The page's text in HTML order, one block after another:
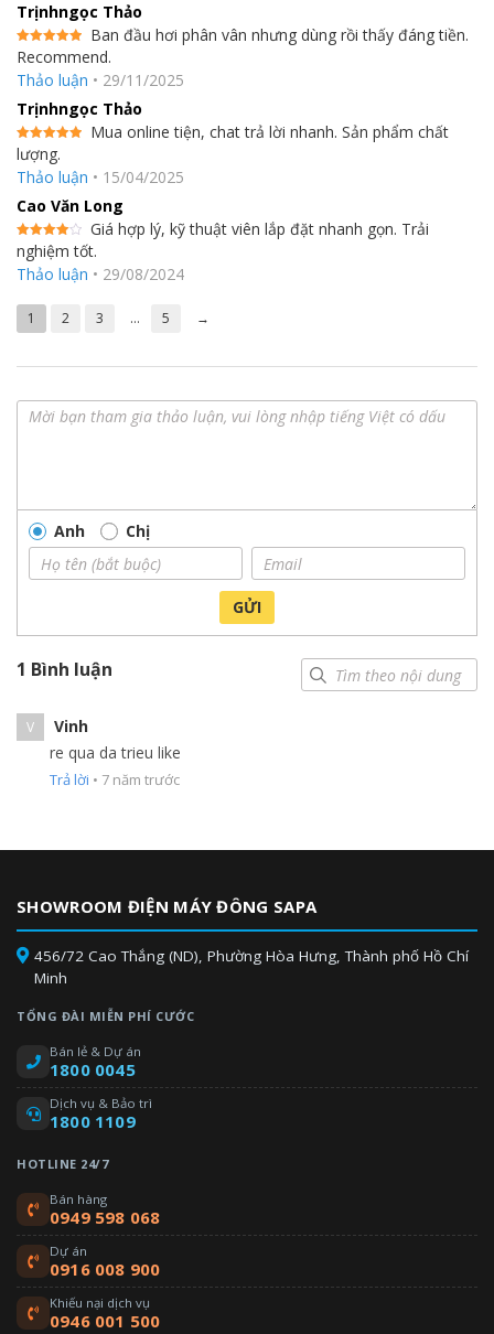
Trịnhngọc Thảo
Được xếp
hạng5 5
sao
Ban đầu hơi phân vân nhưng dùng rồi thấy đáng tiền.
Recommend.
Thảo luận • 29/11/2025
Trịnhngọc Thảo
Được xếp
hạng55
sao
Mua online tiện, chat trả lời nhanh. Sản phẩm chất
lượng.
Thảo luận • 15/04/2025
Cao Văn Long
Được
xếp hạng
45 sao
Giá hợp lý, kỹ thuật viên lắp đặt nhanh gọn. Trải
nghiệm tốt.
Thảo luận • 29/08/2024
1 2 3 … 5 →
Anh Chị
GỬI
1 Bình luận
V
Vinh
re qua da trieu like
Trả lời • 7 năm trước
SHOWROOM ĐIỆN MÁY ĐÔNG SAPA
456/72 Cao Thắng (ND), Phường Hòa Hưng, Thành phố Hồ Chí
Minh
TỔNG ĐÀI MIỄN PHÍ CƯỚC
Bán lẻ & Dự án
1800 0045
Dịch vụ & Bảo trì
1800 1109
HOTLINE 24/7
Bán hàng
0949 598 068
Dự án
0916 008 900
Khiếu nại dịch vụ
0946 001 500